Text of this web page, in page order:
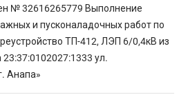
№ 32616265779 Выполнение
и пусконаладочных работ по
ТП-412, ЛЭП 6/0,4кВ из
23:37:0102027:1333 ул.
Анапа»